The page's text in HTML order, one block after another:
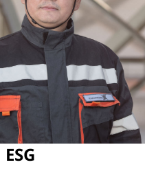
ESG